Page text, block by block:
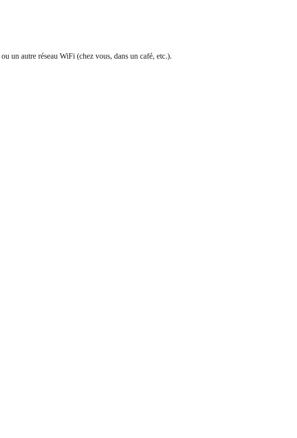
ou un autre réseau WiFi (chez vous, dans un café, etc.).